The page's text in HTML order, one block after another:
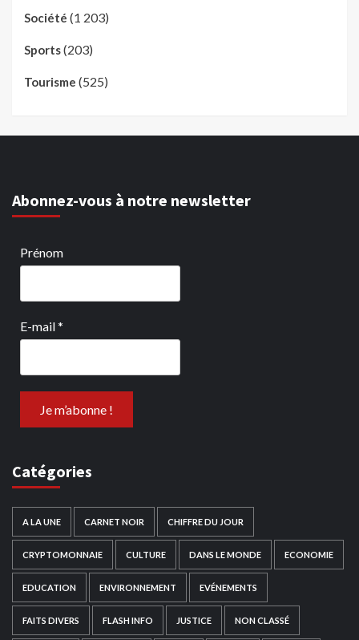
Société (1 203)
Sports(203)
Tourisme (525)
Abonnez-vous à notre newsletter
Prénom
E-mail*
Catégories
A LA UNE CARNET NOIR CHIFFRE DU JOUR
CRYPTOMONNAIE CULTURE DANS LE MONDE ECONOMIE
EDUCATION ENVIRONNEMENT EVÉNEMENTS
FAITS DIVERS FLASH INFO JUSTICE NON CLASSÉ